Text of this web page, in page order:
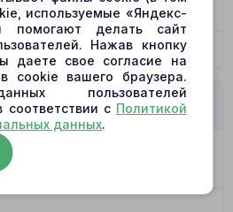
запросу
Поршень с башмаком
используемые «Яндекс-
помогают делать сайт
Нажав кнопку
даете свое согласие на
cookie вашего браузера.
пользователей
соответствии с Политикой
данных.